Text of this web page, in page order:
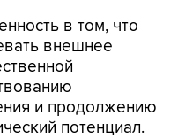
в том, что
внешнее
и продолжению
потенциал.